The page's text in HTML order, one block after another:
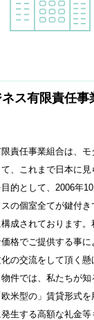
ス有限責任事
責任事業組合は、
、これまで日本に
的として、2006年
の個室全てが鍵付
成されております
格でご提供する事
の交流をして頂く
件では、私たちが
米型の」賃貸形式を
生する高額な礼金等